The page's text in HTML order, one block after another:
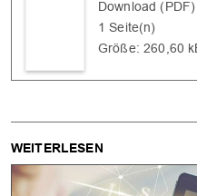
Download (PDF)
1 Seite(n)
Größe: 260,60
WEITERLESEN